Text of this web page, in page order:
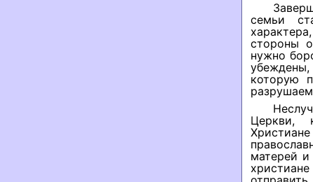
семьи
стороны
нужно
которую
Церкви,
матерей и